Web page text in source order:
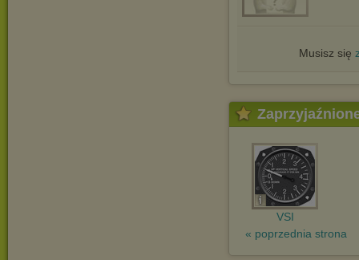
Musisz się
VSI
« poprzednia strona